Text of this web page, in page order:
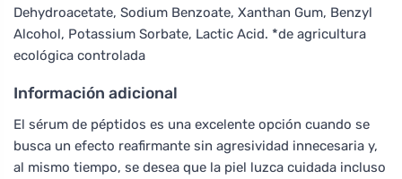
Dehydroacetate, Sodium Benzoate, Xanthan Gum, Benzyl
Alcohol, Potassium Sorbate, Lactic Acid. *de agricultura
ecológica controlada
Información adicional
El sérum de péptidos es una excelente opción cuando se
busca un efecto reafirmante sin agresividad innecesaria y,
al mismo tiempo, se desea que la piel luzca cuidada incluso